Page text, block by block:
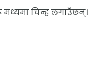
मध्यमा चिन्ह लगाउँछन्।